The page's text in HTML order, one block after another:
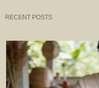
RECENT POSTS